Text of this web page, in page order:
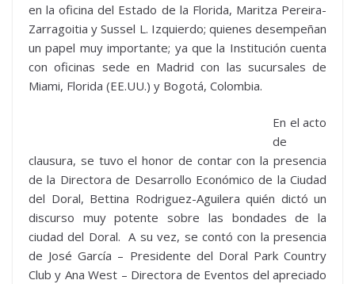
en la oficina del Estado de la Florida, Maritza Pereira-
Zarragoitia y Sussel L. Izquierdo; quienes desempeñan
un papel muy importante; ya que la Institución cuenta
con oficinas sede en Madrid con las sucursales de
Miami, Florida (EE.UU.) y Bogotá, Colombia.
En el acto
de
clausura, se tuvo el honor de contar con la presencia
de la Directora de Desarrollo Económico de la Ciudad
del Doral, Bettina Rodriguez-Aguilera quién dictó un
discurso muy potente sobre las bondades de la
ciudad del Doral. A su vez, se contó con la presencia
de José García – Presidente del Doral Park Country
Club y Ana West – Directora de Eventos del apreciado